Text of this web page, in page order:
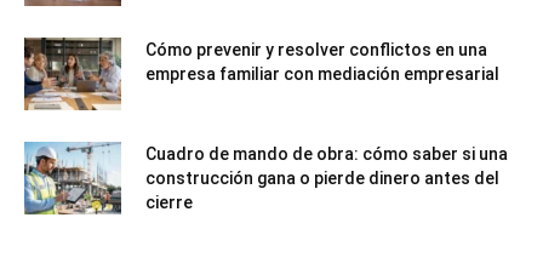
Cómo prevenir y resolver conflictos en una
empresa familiar con mediación empresarial
Cuadro de mando de obra: cómo saber si una
construcción gana o pierde dinero antes del
cierre